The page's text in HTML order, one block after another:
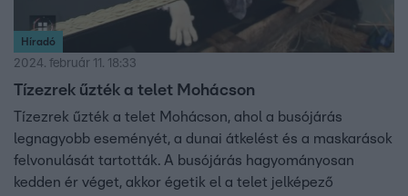
Híradó
2024. február 11. 18:33
Tízezrek űzték a telet Mohácson
Tízezrek űzték a telet Mohácson, ahol a busójárás
legnagyobb eseményét, a dunai átkelést és a maskarások
felvonulását tartották. A busójárás hagyományosan
kedden ér véget, akkor égetik el a telet jelképező